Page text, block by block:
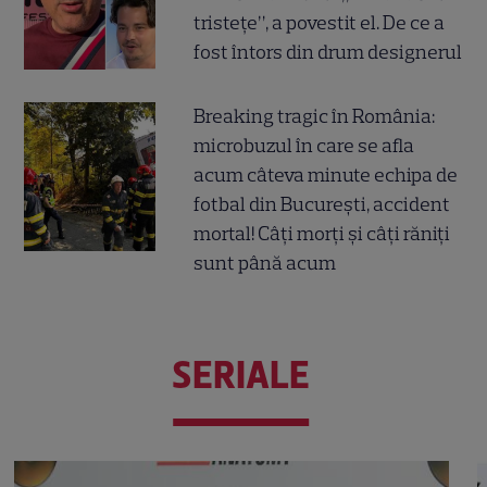
tristețe”, a povestit el. De ce a
fost întors din drum designerul
Breaking tragic în România:
microbuzul în care se afla
acum câteva minute echipa de
fotbal din București, accident
mortal! Câți morți și câți răniți
sunt până acum
SERIALE